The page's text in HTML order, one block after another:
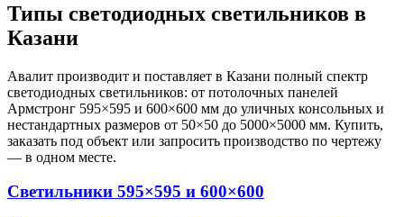
Типы светодиодных светильников в
Казани
Авалит производит и поставляет в Казани полный спектр
светодиодных светильников: от потолочных панелей
Армстронг 595×595 и 600×600 мм до уличных консольных и
нестандартных размеров от 50×50 до 5000×5000 мм. Купить,
заказать под объект или запросить производство по чертежу
— в одном месте.
Светильники 595×595 и 600×600